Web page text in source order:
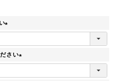
必
須
)
さい
必